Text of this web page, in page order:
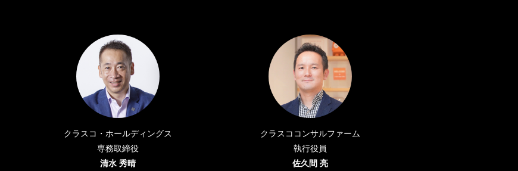
クラスコ・ホールディングス
専務取締役
清水 秀晴
クラスココンサルファーム
執行役員
佐久間 亮